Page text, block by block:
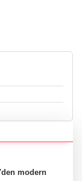
modern